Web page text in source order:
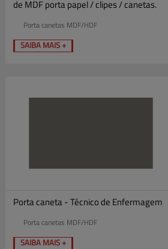
de MDF porta papel / clipes / canetas.
Porta canetas MDF/HDF
SAIBA MAIS +
Porta caneta - Técnico de Enfermagem
Porta canetas MDF/HDF
SAIBA MAIS +